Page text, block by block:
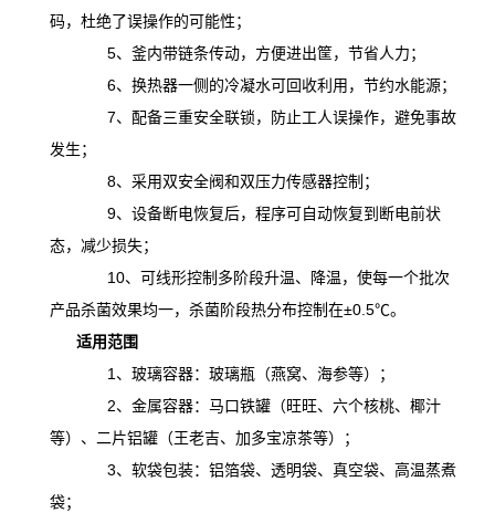
码，杜绝了误操作的可能性；
5、釜内带链条传动，方便进出筐，节省人力；
6、换热器一侧的冷凝水可回收利用，节约水能源；
7、配备三重安全联锁，防止工人误操作，避免事故
发生；
8、采用双安全阀和双压力传感器控制；
9、设备断电恢复后，程序可自动恢复到断电前状
态，减少损失；
10、可线形控制多阶段升温、降温， 使每一个批次
产品杀菌效果均一，杀菌阶段热分布控制在±0.5℃。
适用范围
1、玻璃容器：玻璃瓶（燕窝、海参等）；
2、金属容器：马口铁罐（旺旺、六个核桃、椰汁
等）、二片铝罐（王老吉、加多宝凉茶等）；
3、软袋包装：铝箔袋、透明袋、真空袋、高温蒸煮
袋；